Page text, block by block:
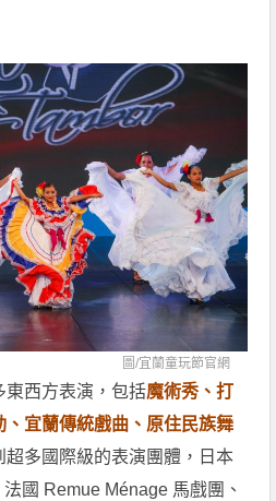
圖/宜蘭童玩節官網
東西方表演，包括魔術秀、打
宜蘭傳統戲曲、原住民族舞
多國際級的表演團體，日本
國 Remue Ménage 馬戲團、